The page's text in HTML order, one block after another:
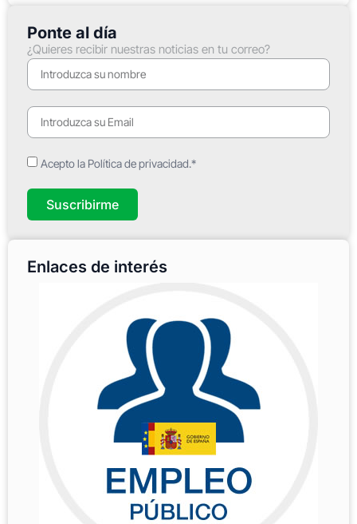
Ponte al día
¿Quieres recibir nuestras noticias en tu correo?
Acepto la Política de privacidad.*
Suscribirme
Enlaces de interés